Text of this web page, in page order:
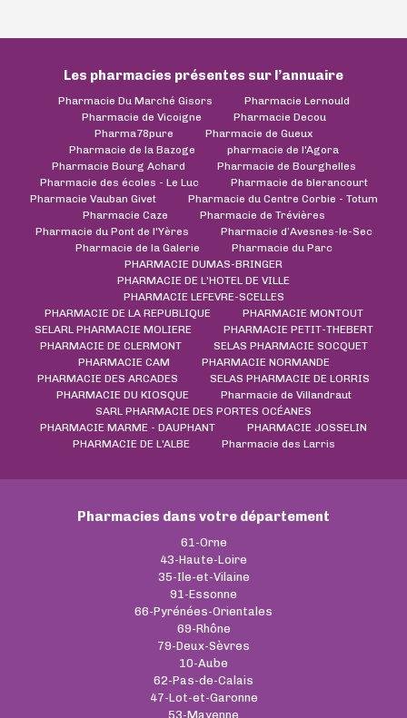
Les pharmacies présentes sur l’annuaire
Pharmacie Du Marché Gisors
Pharmacie Lernould
Pharmacie de Vicoigne
Pharmacie Decou
Pharma78pure
Pharmacie de Gueux
Pharmacie de la Bazoge
pharmacie de l'Agora
Pharmacie Bourg Achard
Pharmacie de Bourghelles
Pharmacie des écoles - Le Luc
Pharmacie de blerancourt
Pharmacie Vauban Givet
Pharmacie du Centre Corbie - Totum
Pharmacie Caze
Pharmacie de Trévières
Pharmacie du Pont de l'Yères
Pharmacie d’Avesnes-le-Sec
Pharmacie de la Galerie
Pharmacie du Parc
PHARMACIE DUMAS-BRINGER
PHARMACIE DE L'HOTEL DE VILLE
PHARMACIE LEFEVRE-SCELLES
PHARMACIE DE LA REPUBLIQUE
PHARMACIE MONTOUT
SELARL PHARMACIE MOLIERE
PHARMACIE PETIT-THEBERT
PHARMACIE DE CLERMONT
SELAS PHARMACIE SOCQUET
PHARMACIE CAM
PHARMACIE NORMANDE
PHARMACIE DES ARCADES
SELAS PHARMACIE DE LORRIS
PHARMACIE DU KIOSQUE
Pharmacie de Villandraut
SARL PHARMACIE DES PORTES OCÉANES
PHARMACIE MARME - DAUPHANT
PHARMACIE JOSSELIN
PHARMACIE DE L'ALBE
Pharmacie des Larris
Pharmacies dans votre département
61-Orne
43-Haute-Loire
35-Ile-et-Vilaine
91-Essonne
66-Pyrénées-Orientales
69-Rhône
79-Deux-Sèvres
10-Aube
62-Pas-de-Calais
47-Lot-et-Garonne
53-Mayenne